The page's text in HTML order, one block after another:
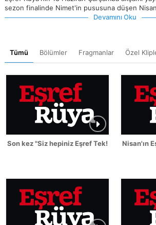
sezon finalinde Nimet'in pususuna düşen
Devamını Oku
Tümü Bölümler Fragmanlar Özel
Son kez "Siz hepiniz Eşref Tek!" Nisan'ın